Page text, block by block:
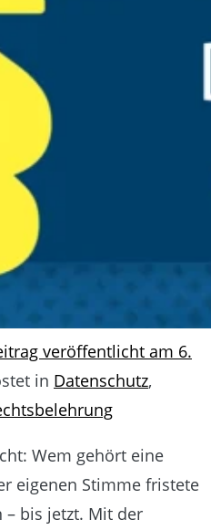
veröffentlicht am 6.
in Datenschutz,
Wem gehört eine
eigenen Stimme fristete
– bis jetzt. Mit der